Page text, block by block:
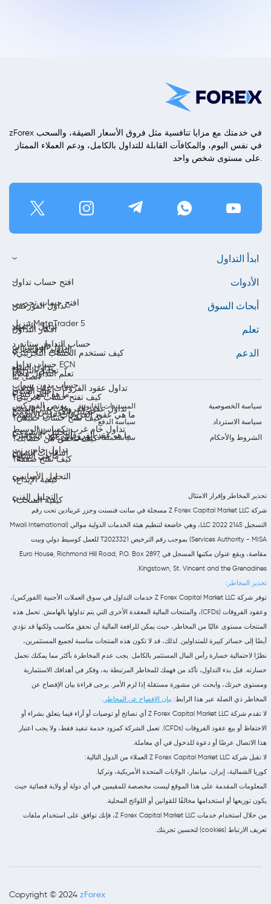
zForex في خدمتك مع مزايا تنافسية مثل فروق الأسعار الضيقة، والسحب
في نفس اليوم، والمكافآت القابلة للتداول بالكامل، ودعم العملاء الممتاز
على مستوى شخص واحد.
المستندات القانونية
سياسة الخصوصية
سياسة الدفع
سياسة الاسترداد
سياسة ملفات تعريف الارتباط
الشروط والأحكام
ابدأ التداول
افتح حساب تداول
افتح حساب تجريبي
تنزيل MetaTrader 5
حساب التداول ستاندرد
حساب تداول ECN
حساب بدون سواب
بونص الفوركس
الأدوات
تداول الفوركس
تداول الأسهم
تداول المؤشرات
تداول السلع
تداول عقود الفروقات على الذهب
تداول عقود الفروقات على الفضة
تداول خام غرب تكساس الوسيط
تداول خام برنت
أبحاث السوق
أفكار التداول
التقويم الاقتصادي
تحليل التداول
أخبار السوق
تحليل الفوركس اليومي
التحليل الأسبوعي
إشعارات السوق
تعلم
كيف تستخدم الحساب التجريبي؟
تعلّم التداول مجاناً
ما هو الفوركس؟
ما هي عقود الفروقات على الأسهم؟
ما هو عقد الفروقات على المؤشر؟
ما هي السلع؟
التحليل الأساسي
التحليل الفني
الدعم
اتصل بنا
كيف تفتح حساب تجريبي؟
كيف تفتح حساب حقيقي؟
كيف تتحقق من حسابك؟
كيف تفتح صفقة؟
كيفية الإيداع؟
كيفية السحب؟
تحذير المخاطر وإقرار الامتثال
شركة Z Forex Capital Market LLC مسجلة في سانت فنسنت وجزر غرينادين تحت رقم
التسجيل 2145 LLC 2022، وهي خاضعة لتنظيم هيئة الخدمات الدولية موالي (Mwali International
Services Authority - MISA) بموجب رقم الترخيص T2023321 للعمل كوسيط دولي وبيت
مقاصة، ويقع عنوان مكتبها المسجل في Euro House, Richmond Hill Road, P.O. Box 2897,
Kingstown, St. Vincent and the Grenadines.
تحذير المخاطر:
توفر شركة Z Forex Capital Market LLC خدمات التداول في سوق العملات الأجنبية (الفوركس)،
وعقود الفروقات (CFDs)، والمنتجات المالية المعقدة الأخرى التي يتم تداولها بالهامش. تحمل هذه
المنتجات مستوى عاليًا من المخاطر، حيث يمكن للرافعة المالية أن تحقق مكاسب ولكنها قد تؤدي
أيضًا إلى خسائر كبيرة للمتداولين. لذلك، قد لا تكون هذه المنتجات مناسبة لجميع المستثمرين،
نظرًا لاحتمالية خسارة رأس المال المستثمر بالكامل. يجب عدم المخاطرة بأكثر مما يمكنك تحمل
خسارته. قبل بدء التداول، تأكد من فهمك للمخاطر المرتبطة به، وفكر في أهدافك الاستثمارية
ومستوى خبرتك، وابحث عن مشورة مستقلة إذا لزم الأمر. يرجى قراءة بيان الإفصاح عن
المخاطر ذي الصلة عبر هذا الرابط: بيان الإفصاح عن المخاطر
لا تقدم شركة Z Forex Capital Market LLC أي نصائح أو توصيات أو آراء فيما يتعلق بشراء أو
الاحتفاظ أو بيع عقود الفروقات (CFDs). تعمل الشركة كمزود خدمة تنفيذ فقط، ولا يجب اعتبار
هذا الاتصال عرضًا أو دعوة للدخول في أي معاملة.
لا تقبل شركة Z Forex Capital Market LLC العملاء من الدول التالية:
كوريا الشمالية، إيران، ميانمار، الولايات المتحدة الأمريكية، وتركيا.
المعلومات المقدمة على هذا الموقع ليست مخصصة للمقيمين في أي دولة أو ولاية قضائية حيث
يكون توزيعها أو استخدامها مخالفًا للقوانين أو اللوائح المحلية.
من خلال استخدام خدمات Z Forex Capital Market LLC، فإنك توافق على استخدام ملفات
تعريف الارتباط (cookies) لتحسين تجربتك.
Copyright © 2024 zForex